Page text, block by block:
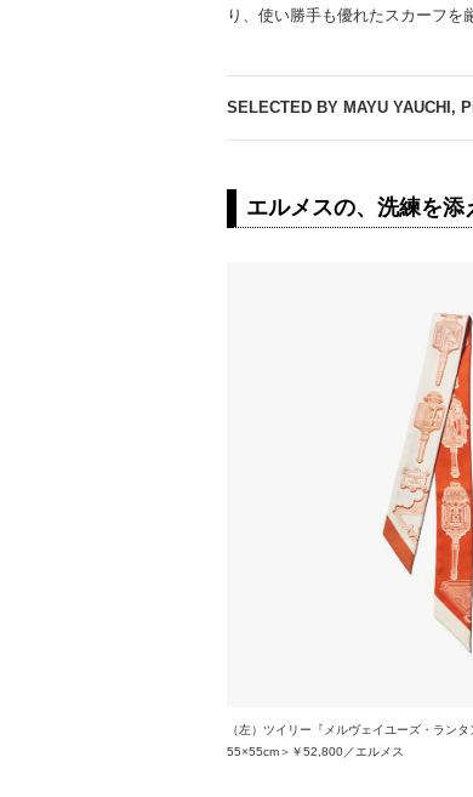
り、使い勝手も優れたスカーフを
SELECTED BY MAYU YAUCHI,
エルメスの、洗練を添
（左）ツイリー『メルヴェイユーズ・ラン
55×55cm＞￥52,800／エルメス